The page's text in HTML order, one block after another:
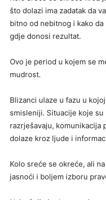
što dolazi ima zadatak da
bitno od nebitnog i kako
gdje donosi rezultat.
Ovo je period u kojem se
mudrost.
Blizanci ulaze u fazu u
smisleniji. Situacije koje su
razrješavaju, komunikacija
dolaze kroz ljude i
Kolo sreće se okreće, ali
jasnoći i boljem izboru